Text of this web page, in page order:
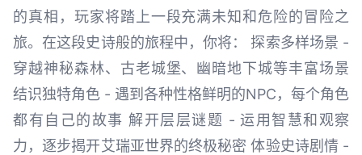
的真相，玩家将踏上一段充满未知和危险的冒险之
旅。在这段史诗般的旅程中，你将： 探索多样场景 -
穿越神秘森林、古老城堡、幽暗地下城等丰富场景
结识独特角色 - 遇到各种性格鲜明的NPC，每个角色
都有自己的故事 解开层层谜题 - 运用智慧和观察
力，逐步揭开艾瑞亚世界的终极秘密 体验史诗剧情 -